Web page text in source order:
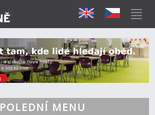
POLEDNÍ MENU